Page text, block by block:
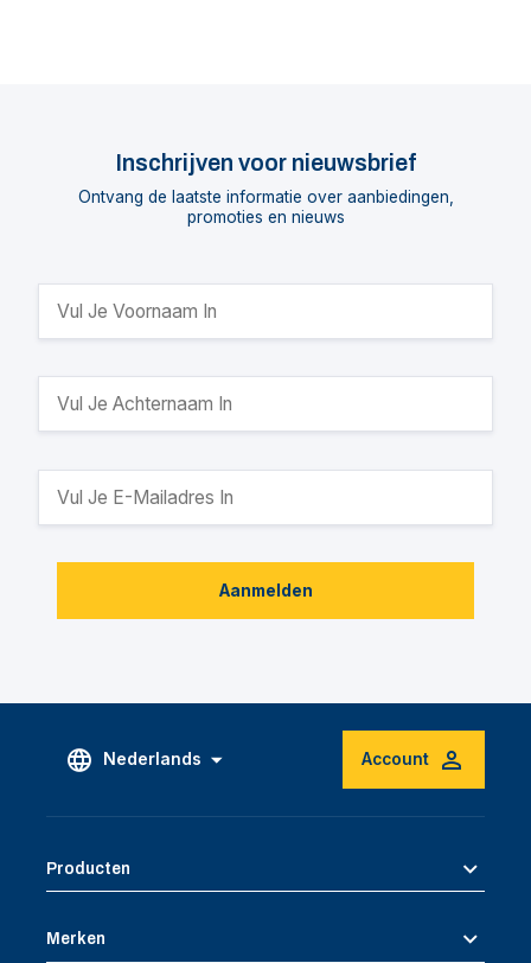
Inschrijven voor nieuwsbrief
Ontvang de laatste informatie over aanbiedingen,
promoties en nieuws
Aanmelden
Nederlands Account
Producten
Merken